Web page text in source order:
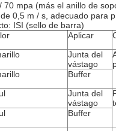
70 mpa (más el anillo de
0,5 m / s, adecuado para
ISI (sello de barra)
Aplicar
Junta del
vástago
Buffer
Junta del
vástago
Buffer